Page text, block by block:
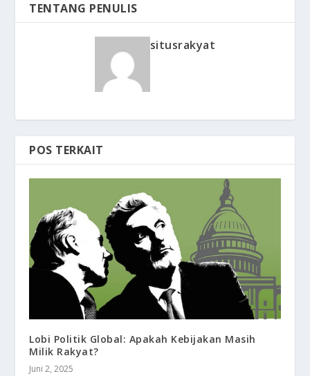
TENTANG PENULIS
situsrakyat
POS TERKAIT
Lobi Politik Global: Apakah Kebijakan Masih
Milik Rakyat?
Juni 2, 2025